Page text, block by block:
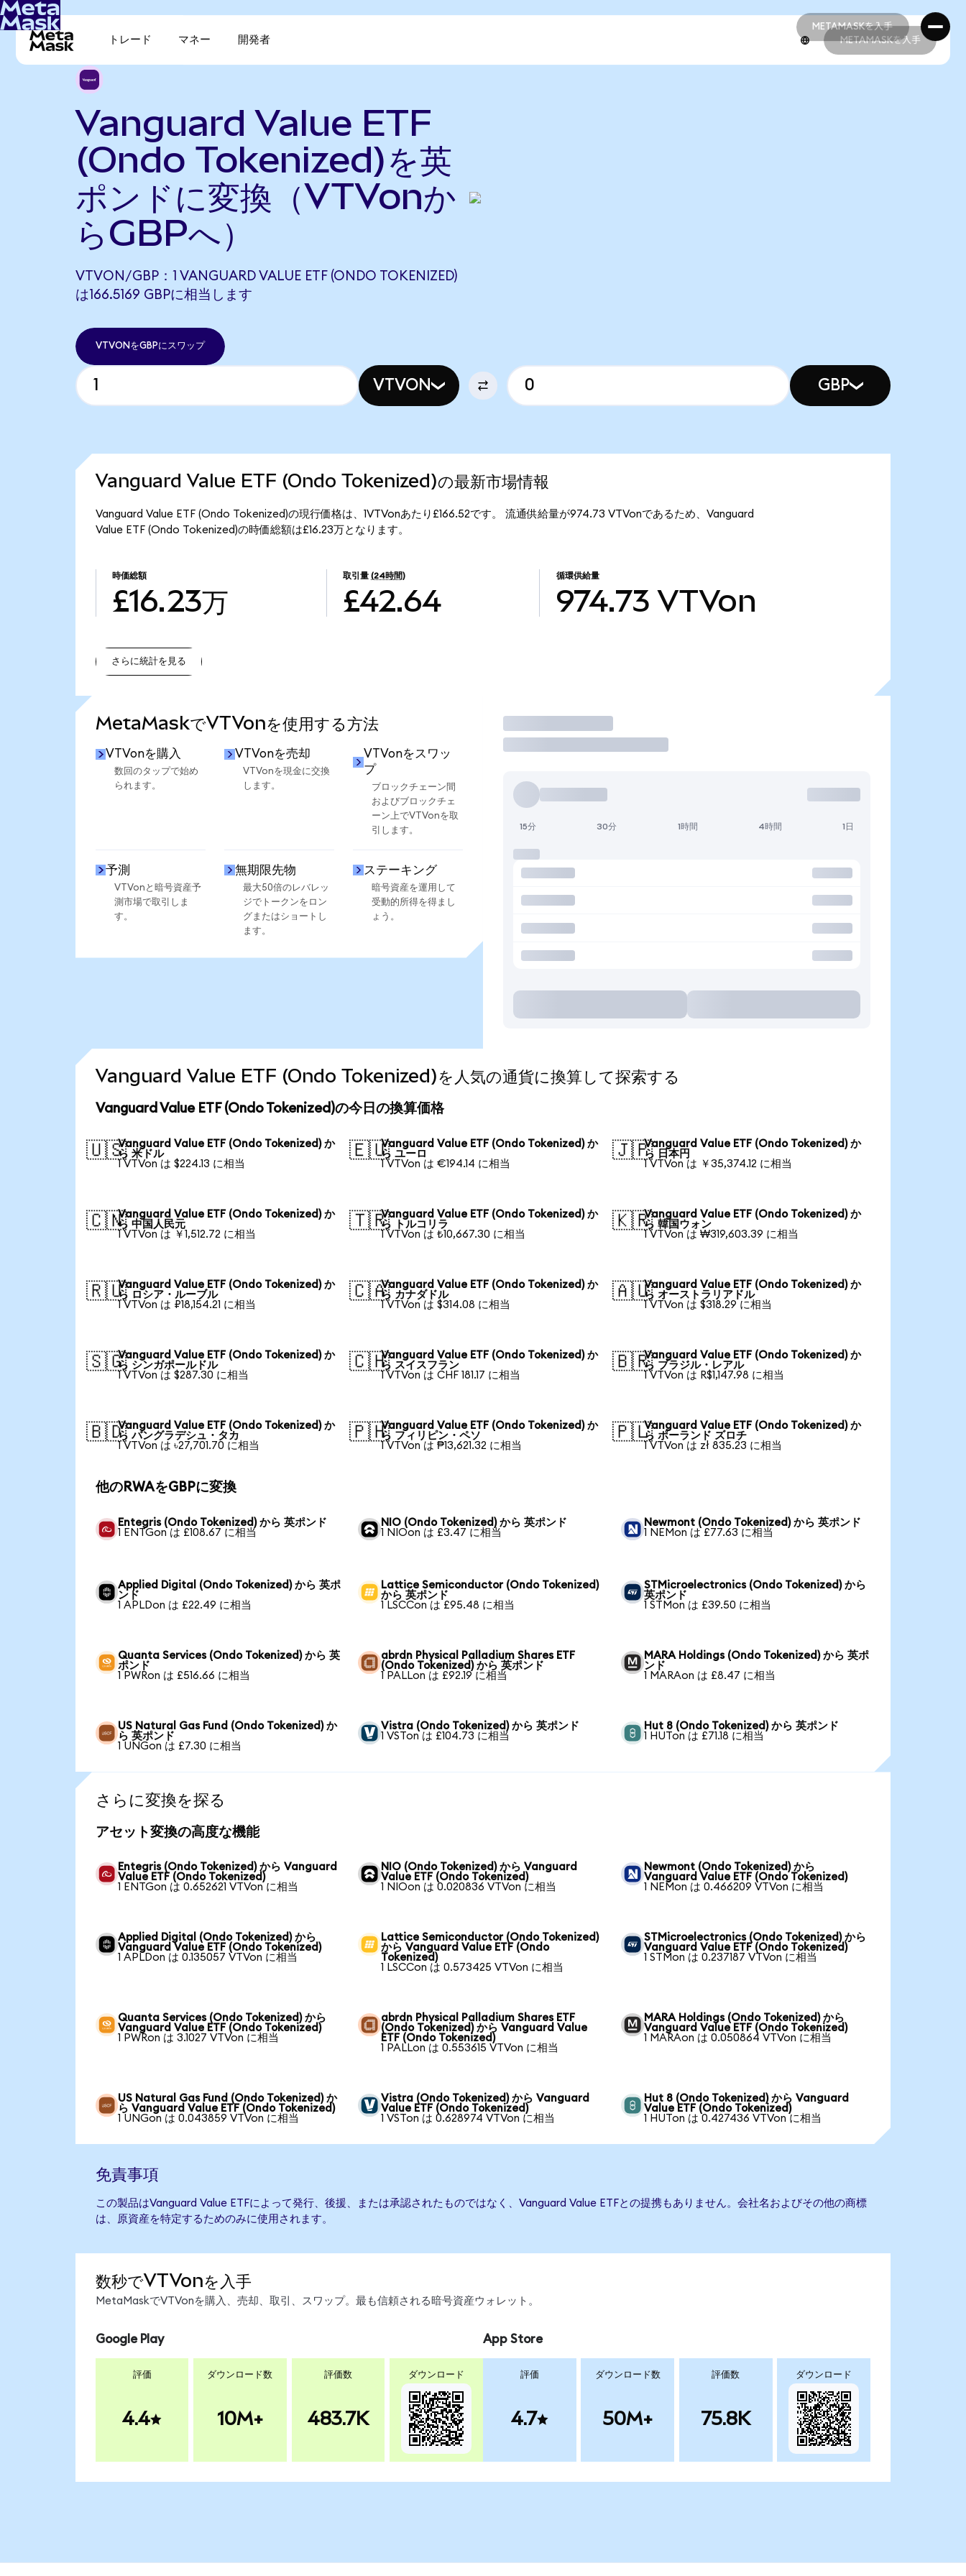
METAMASKを入手
METAMASKを入手
トレード マネー 開発者 METAMASKを入手
Vanguard Value ETF
(Ondo Tokenized)を英
ポンドに変換（VTVonか
らGBPへ）
VTVON/GBP：1 VANGUARD VALUE ETF (ONDO TOKENIZED)
は166.5169 GBPに相当します
VTVONをGBPにスワップ
VTVON GBP
Vanguard Value ETF (Ondo Tokenized)の最新市場情報
Vanguard Value ETF (Ondo Tokenized)の現行価格は、1VTVonあたり£166.52です。 流通供給量が974.73 VTVonであるため、Vanguard
Value ETF (Ondo Tokenized)の時価総額は£16.23万となります。
時価総額
£16.23万
取引量 (24時間)
£42.64
循環供給量
974.73 VTVon
さらに統計を見る
MetaMaskでVTVonを使用する方法
VTVonを購入
数回のタップで始め
られます。
VTVonを売却
VTVonを現金に交換
します。
VTVonをスワッ
プ
ブロックチェーン間
およびブロックチェ
ーン上でVTVonを取
引します。
予測
VTVonと暗号資産予
測市場で取引しま
す。
無期限先物
最大50倍のレバレッ
ジでトークンをロン
グまたはショートし
ます。
ステーキング
暗号資産を運用して
受動的所得を得まし
ょう。
取引
15分 30分 1時間 4時間 1日
Vanguard Value ETF (Ondo Tokenized)を人気の通貨に換算して探索する
Vanguard Value ETF (Ondo Tokenized)の今日の換算価格
🇺🇸Vanguard Value ETF (Ondo Tokenized) か
ら 米ドル
1 VTVon は $224.13 に相当
🇪🇺Vanguard Value ETF (Ondo Tokenized) か
ら ユーロ
1 VTVon は €194.14 に相当
🇯🇵Vanguard Value ETF (Ondo Tokenized) か
ら 日本円
1 VTVon は ￥35,374.12 に相当
🇨🇳Vanguard Value ETF (Ondo Tokenized) か
ら 中国人民元
1 VTVon は ￥1,512.72 に相当
🇹🇷Vanguard Value ETF (Ondo Tokenized) か
ら トルコリラ
1 VTVon は ₺10,667.30 に相当
🇰🇷Vanguard Value ETF (Ondo Tokenized) か
ら 韓国ウォン
1 VTVon は ₩319,603.39 に相当
🇷🇺Vanguard Value ETF (Ondo Tokenized) か
ら ロシア・ルーブル
1 VTVon は ₽18,154.21 に相当
🇨🇦Vanguard Value ETF (Ondo Tokenized) か
ら カナダドル
1 VTVon は $314.08 に相当
🇦🇺Vanguard Value ETF (Ondo Tokenized) か
ら オーストラリアドル
1 VTVon は $318.29 に相当
🇸🇬Vanguard Value ETF (Ondo Tokenized) か
ら シンガポールドル
1 VTVon は $287.30 に相当
🇨🇭Vanguard Value ETF (Ondo Tokenized) か
ら スイスフラン
1 VTVon は CHF 181.17 に相当
🇧🇷Vanguard Value ETF (Ondo Tokenized) か
ら ブラジル・レアル
1 VTVon は R$1,147.98 に相当
🇧🇩Vanguard Value ETF (Ondo Tokenized) か
ら バングラデシュ・タカ
1 VTVon は ৳27,701.70 に相当
🇵🇭Vanguard Value ETF (Ondo Tokenized) か
ら フィリピン・ペソ
1 VTVon は ₱13,621.32 に相当
🇵🇱Vanguard Value ETF (Ondo Tokenized) か
ら ポーランド ズロチ
1 VTVon は zł 835.23 に相当
他のRWAをGBPに変換
Entegris (Ondo Tokenized) から 英ポンド
1 ENTGon は £108.67 に相当
NIO (Ondo Tokenized) から 英ポンド
1 NIOon は £3.47 に相当
Newmont (Ondo Tokenized) から 英ポンド
1 NEMon は £77.63 に相当
Applied Digital (Ondo Tokenized) から 英ポ
ンド
1 APLDon は £22.49 に相当
Lattice Semiconductor (Ondo Tokenized)
から 英ポンド
1 LSCCon は £95.48 に相当
STMicroelectronics (Ondo Tokenized) から
英ポンド
1 STMon は £39.50 に相当
Quanta Services (Ondo Tokenized) から 英
ポンド
1 PWRon は £516.66 に相当
abrdn Physical Palladium Shares ETF
(Ondo Tokenized) から 英ポンド
1 PALLon は £92.19 に相当
MARA Holdings (Ondo Tokenized) から 英ポ
ンド
1 MARAon は £8.47 に相当
US Natural Gas Fund (Ondo Tokenized) か
ら 英ポンド
1 UNGon は £7.30 に相当
Vistra (Ondo Tokenized) から 英ポンド
1 VSTon は £104.73 に相当
Hut 8 (Ondo Tokenized) から 英ポンド
1 HUTon は £71.18 に相当
さらに変換を探る
アセット変換の高度な機能
Entegris (Ondo Tokenized) から Vanguard
Value ETF (Ondo Tokenized)
1 ENTGon は 0.652621 VTVon に相当
NIO (Ondo Tokenized) から Vanguard
Value ETF (Ondo Tokenized)
1 NIOon は 0.020836 VTVon に相当
Newmont (Ondo Tokenized) から
Vanguard Value ETF (Ondo Tokenized)
1 NEMon は 0.466209 VTVon に相当
Applied Digital (Ondo Tokenized) から
Vanguard Value ETF (Ondo Tokenized)
1 APLDon は 0.135057 VTVon に相当
Lattice Semiconductor (Ondo Tokenized)
から Vanguard Value ETF (Ondo
Tokenized)
1 LSCCon は 0.573425 VTVon に相当
STMicroelectronics (Ondo Tokenized) から
Vanguard Value ETF (Ondo Tokenized)
1 STMon は 0.237187 VTVon に相当
Quanta Services (Ondo Tokenized) から
Vanguard Value ETF (Ondo Tokenized)
1 PWRon は 3.1027 VTVon に相当
abrdn Physical Palladium Shares ETF
(Ondo Tokenized) から Vanguard Value
ETF (Ondo Tokenized)
1 PALLon は 0.553615 VTVon に相当
MARA Holdings (Ondo Tokenized) から
Vanguard Value ETF (Ondo Tokenized)
1 MARAon は 0.050864 VTVon に相当
US Natural Gas Fund (Ondo Tokenized) か
ら Vanguard Value ETF (Ondo Tokenized)
1 UNGon は 0.043859 VTVon に相当
Vistra (Ondo Tokenized) から Vanguard
Value ETF (Ondo Tokenized)
1 VSTon は 0.628974 VTVon に相当
Hut 8 (Ondo Tokenized) から Vanguard
Value ETF (Ondo Tokenized)
1 HUTon は 0.427436 VTVon に相当
免責事項
この製品はVanguard Value ETFによって発行、後援、または承認されたものではなく、Vanguard Value ETFとの提携もありません。会社名およびその他の商標
は、原資産を特定するためのみに使用されます。
数秒でVTVonを入手
MetaMaskでVTVonを購入、売却、取引、スワップ。最も信頼される暗号資産ウォレット。
Google Play
評価
4.4
ダウンロード数
10M+
評価数
483.7K
ダウンロード
App Store
評価
4.7
ダウンロード数
50M+
評価数
75.8K
ダウンロード